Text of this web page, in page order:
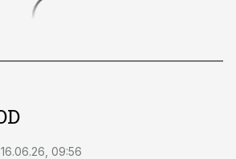
16.06.26, 09:56